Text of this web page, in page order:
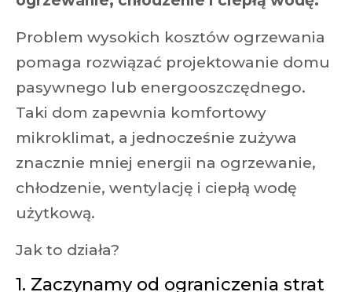
Problem wysokich kosztów ogrzewania
pomaga rozwiązać projektowanie domu
pasywnego lub energooszczędnego.
Taki dom zapewnia komfortowy
mikroklimat, a jednocześnie zużywa
znacznie mniej energii na ogrzewanie,
chłodzenie, wentylację i ciepłą wodę
użytkową.
Jak to działa?
1. Zaczynamy od ograniczenia strat